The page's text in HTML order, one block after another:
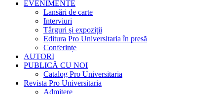
EVENIMENTE
Lansări de carte
Interviuri
Târguri și expoziții
Editura Pro Universitaria în presă
Conferințe
AUTORI
PUBLICĂ CU NOI
Catalog Pro Universitaria
Revista Pro Universitaria
Admitere